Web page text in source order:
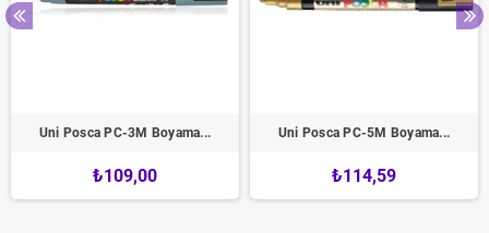
Uni Posca PC-3M Boyama...
₺109,00
Uni Posca PC-5M Boyama...
₺114,59